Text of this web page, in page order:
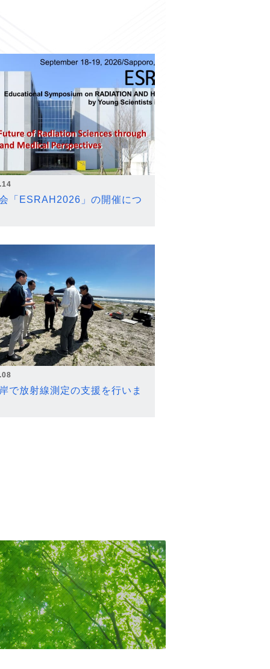
「ESRAH2026」の開催につ
で放射線測定の支援を行いま